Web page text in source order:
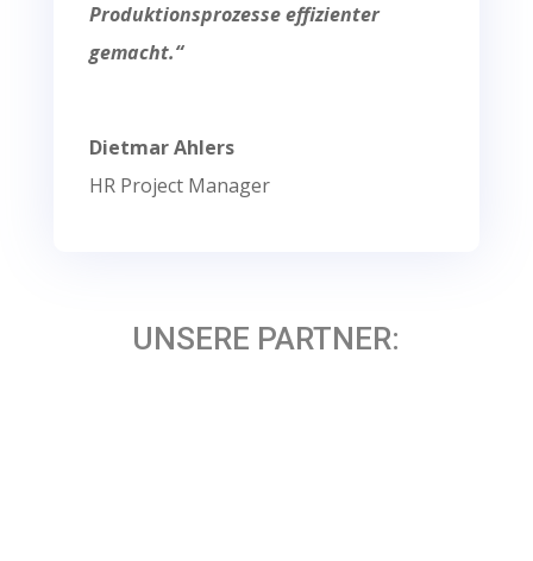
Produktionsprozesse effizienter
gemacht.“
Dietmar Ahlers
HR Project Manager
UNSERE PARTNER: